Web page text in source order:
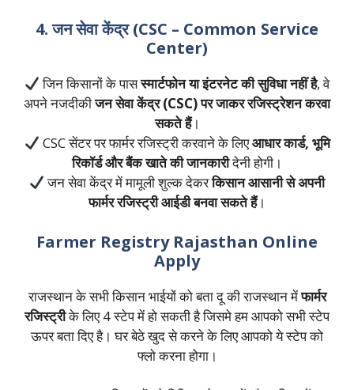
4. जन सेवा केंद्र (CSC – Common Service
Center)
जिन किसानों के पासस्मार्टफोन या इंटरनेट की सुविधा नहीं है, वे
अपने नजदीकीजन सेवा केंद्र (CSC) पर जाकर रजिस्ट्रेशन करवा
सकते हैं।
CSC सेंटर पर फार्मर रजिस्ट्री करवाने के लिएआधार कार्ड, भूमि
रिकॉर्ड और बैंक खाते की जानकारीदेनी होगी।
जन सेवा केंद्र में मामूली शुल्क देकरकिसान आसानी से अपनी
फार्मर रजिस्ट्री आईडी बनवा सकते हैं।
Farmer Registry Rajasthan Online
Apply
राजस्थान के सभी किसान भाईयों को बता दू की राजस्थान मेंफार्मर
रजिस्ट्रीके लिए 4 स्टेप में हो सकती है जिसमे हम आपको सभी स्टेप
ऊपर बता दिए है। घर बेठे खुद से करने के लिए आपको ये स्टेप को
फ्लो करना होगा।